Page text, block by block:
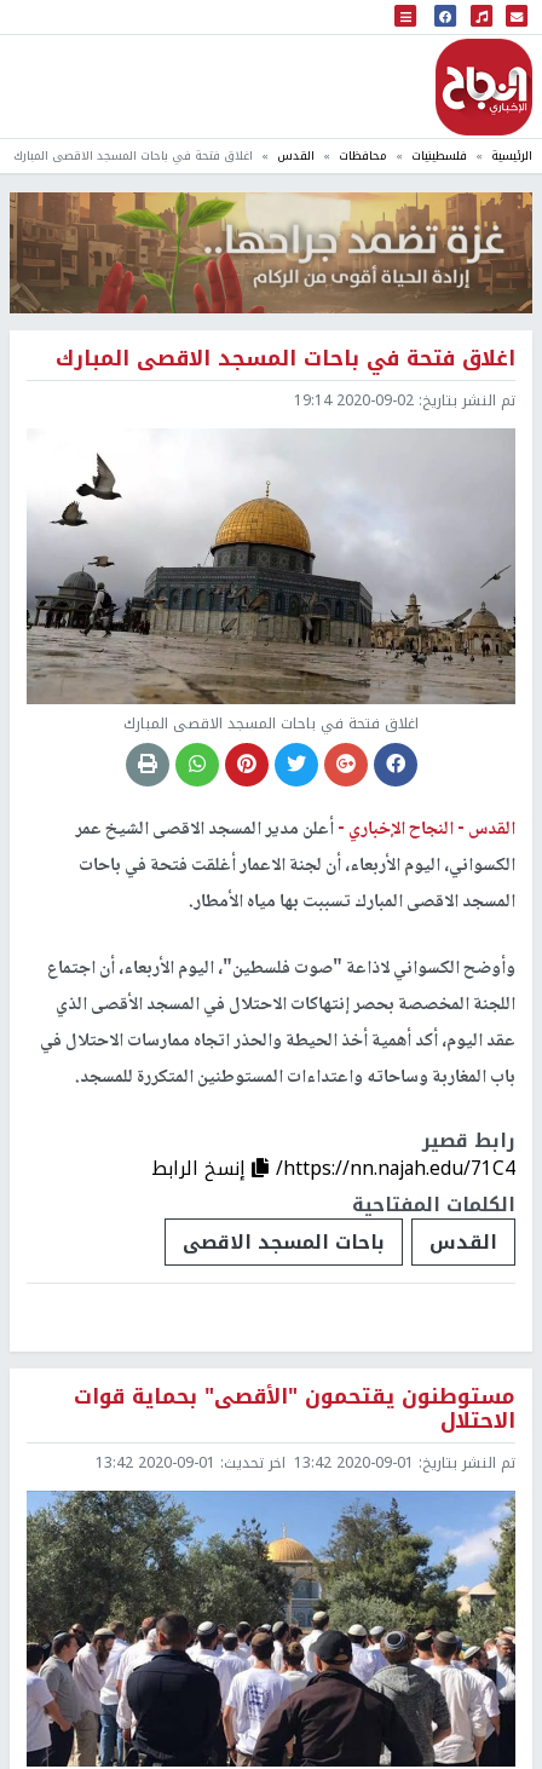
البث المباشر
إذاعة النجاح
الرئيسية فلسطينيات محافظات القدس اغلاق فتحة في باحات المسجد الاقصى المبارك
اغلاق فتحة في باحات المسجد الاقصى المبارك
تم النشر بتاريخ: 2020-09-02 19:14
اغلاق فتحة في باحات المسجد الاقصى المبارك
القدس -النجاح الإخباري -أعلن مدير المسجد الاقصى الشيخ عمر
الكسواني، اليوم الأربعاء، أن لجنة الاعمار أغلقت فتحة في باحات
المسجد الاقصى المبارك تسببت بها مياه الأمطار.
وأوضح الكسواني لاذاعة "صوت فلسطين"، اليوم الأربعاء، أن اجتماع
اللجنة المخصصة بحصر إنتهاكات الاحتلال في المسجد الأقصى الذي
عقد اليوم، أكد أهمية أخذ الحيطة والحذر اتجاه ممارسات الاحتلال في
باب المغاربة وساحاته واعتداءات المستوطنين المتكررة للمسجد.
رابط قصير
https://nn.najah.edu/71C4/
إنسخ الرابط
الكلمات المفتاحية
القدس
باحات المسجد الاقصى
مستوطنون يقتحمون "الأقصى" بحماية قوات
الاحتلال
تم النشر بتاريخ: 2020-09-01 13:42 اخر تحديث: 2020-09-01 13:42